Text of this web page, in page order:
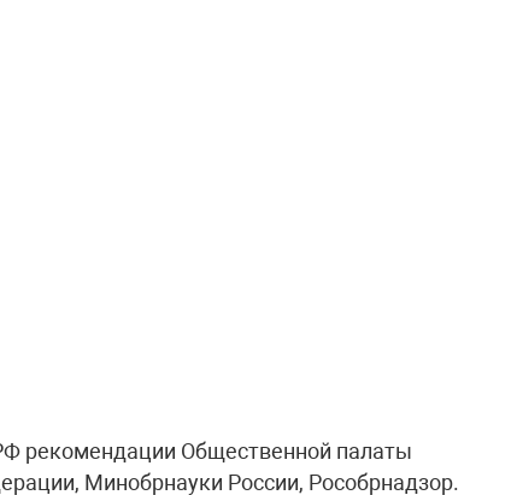
рекомендации Общественной палаты
Минобрнауки России, Рособрнадзор.